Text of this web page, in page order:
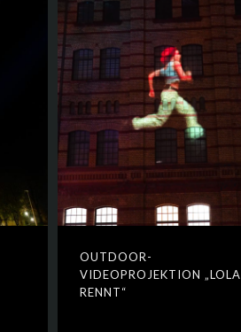
OUTDOOR-
VIDEOPROJEKTION „LOLA
RENNT“